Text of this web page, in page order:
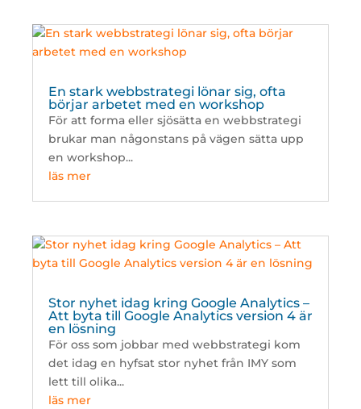
En stark webbstrategi lönar sig, ofta
börjar arbetet med en workshop
För att forma eller sjösätta en webbstrategi
brukar man någonstans på vägen sätta upp
en workshop...
läs mer
Stor nyhet idag kring Google Analytics –
Att byta till Google Analytics version 4 är
en lösning
För oss som jobbar med webbstrategi kom
det idag en hyfsat stor nyhet från IMY som
lett till olika...
läs mer